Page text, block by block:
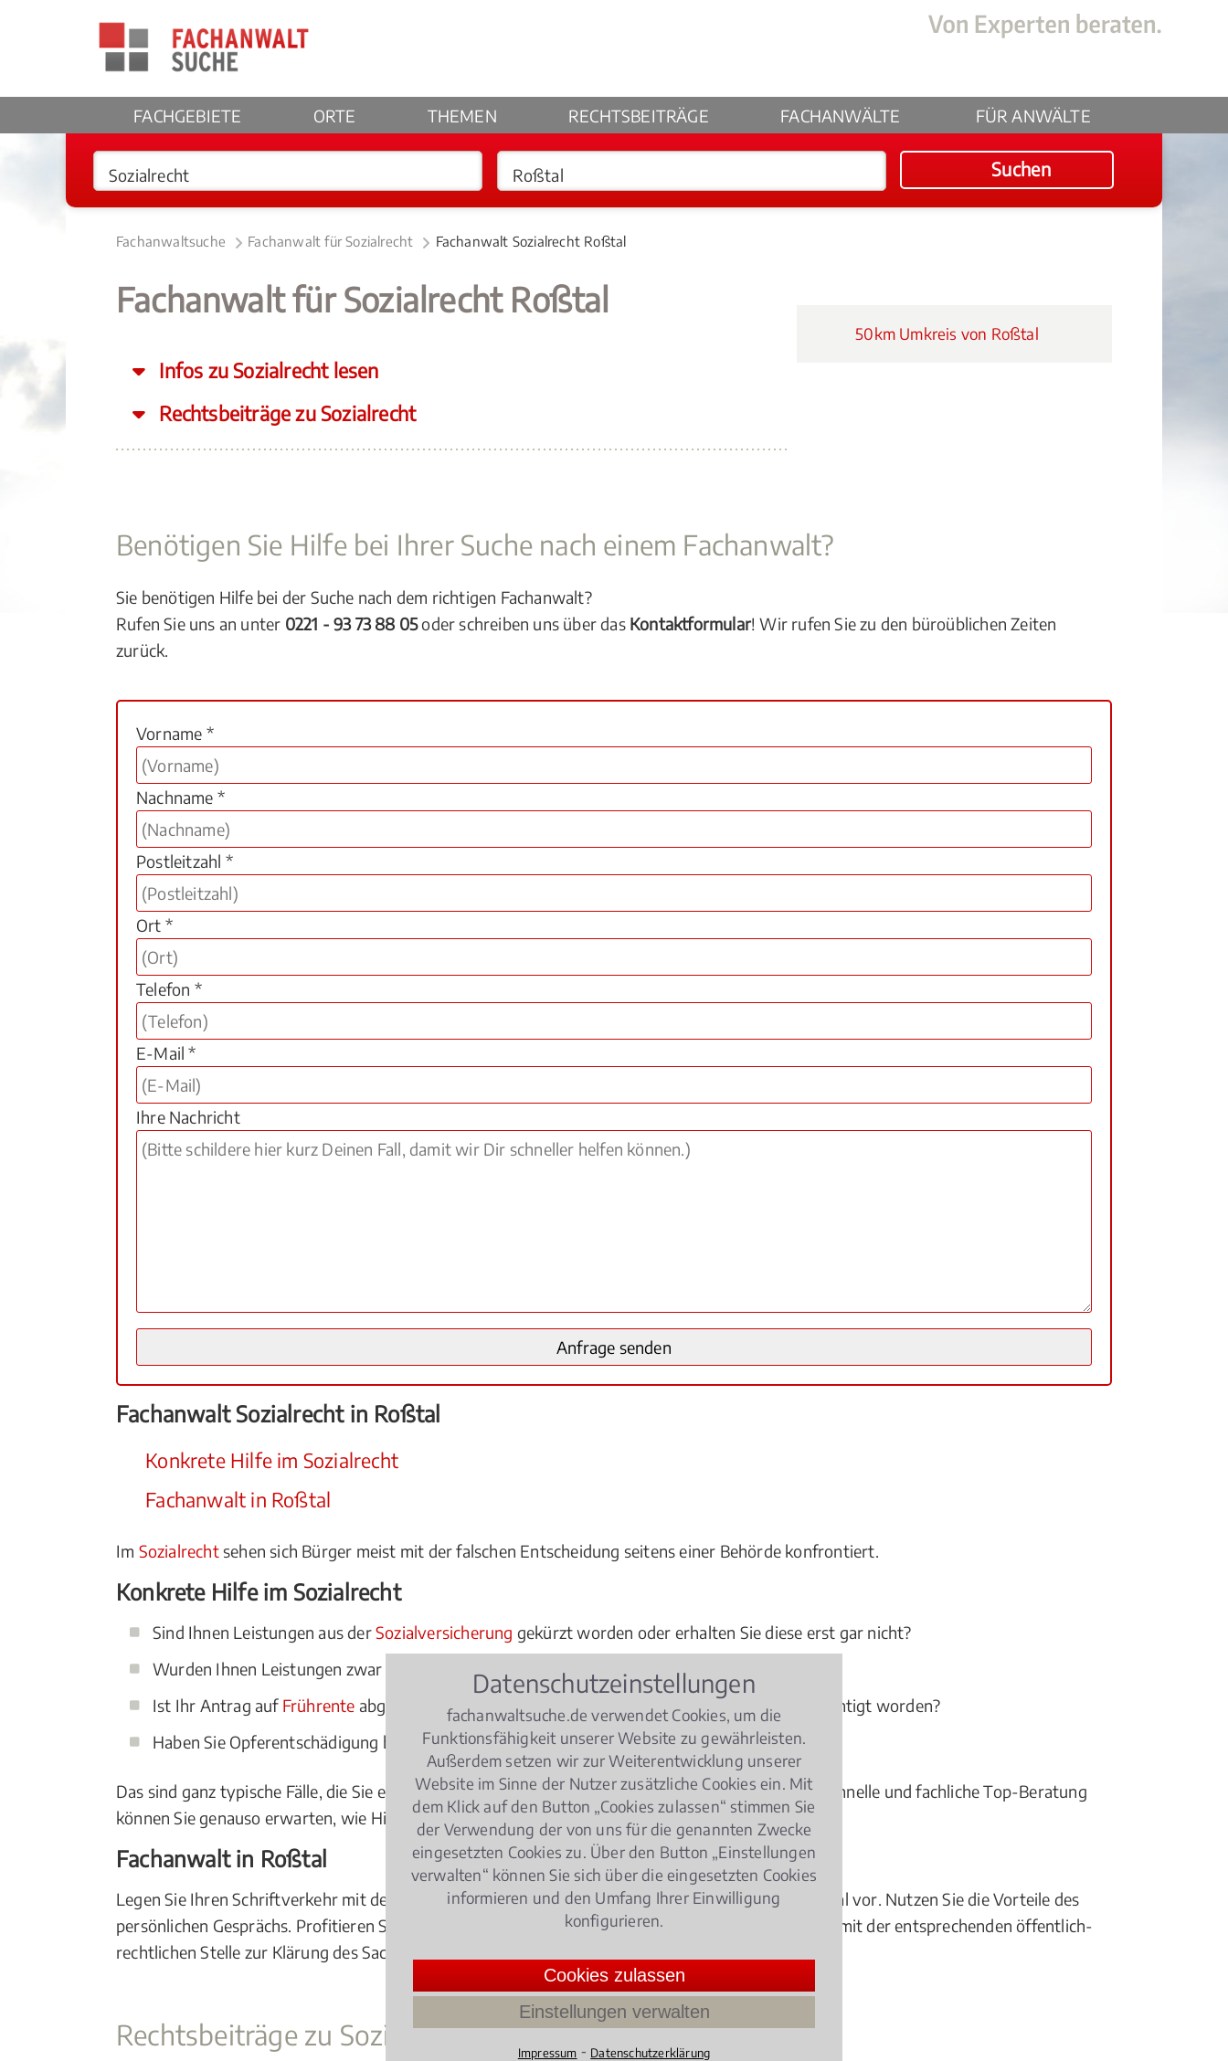
FACHGEBIETE ORTE THEMEN RECHTSBEITRÄGE FACHANWÄLTE FÜR ANWÄLTE
Suchen
Fachanwaltsuche Fachanwalt für Sozialrecht Fachanwalt Sozialrecht Roßtal
Fachanwalt für Sozialrecht Roßtal
Infos zu Sozialrecht lesen
Rechtsbeiträge zu Sozialrecht
50km Umkreis von Roßtal
Benötigen Sie Hilfe bei Ihrer Suche nach einem Fachanwalt?
Sie benötigen Hilfe bei der Suche nach dem richtigen Fachanwalt?
Rufen Sie uns an unter 0221 - 93 73 88 05oder schreiben uns über das Kontaktformular! Wir rufen Sie zu den büroüblichen Zeiten
zurück.
Vorname *
Nachname *
Postleitzahl *
Ort *
Telefon *
E-Mail *
Ihre Nachricht
Fachanwalt Sozialrecht in Roßtal
Konkrete Hilfe im Sozialrecht
Fachanwalt in Roßtal
Im Sozialrechtsehen sich Bürger meist mit der falschen Entscheidung seitens einer Behörde konfrontiert.
Konkrete Hilfe im Sozialrecht
Sind Ihnen Leistungen aus derSozialversicherung gekürzt worden oder erhalten Sie diese erst gar nicht?
Wurden Ihnen Leistungen zwar bewilligt, aber nicht überwiesen?
Ist Ihr Antrag auf Frührente abgelehnt oder die Meldung einer Berufskrankheitnicht berücksichtigt worden?
Haben Sie Opferentschädigung beantragt, die Ihnen nicht zugesprochen werden soll?
Das sind ganz typische Fälle, die Sie einem Fachanwalt für Sozialrecht vorlegen sollten. Konkrete, schnelle und fachliche Top-Beratung
können Sie genauso erwarten, wie Hilfe bei der Erstattung der anwaltlichen Beratungsleistung.
Fachanwalt in Roßtal
Legen Sie Ihren Schriftverkehr mit dem Amt möglichst schnell bei einer Fachanwaltskanzlei in Roßtal vor. Nutzen Sie die Vorteile des
persönlichen Gesprächs. Profitieren Sie von der Möglichkeit, kurzfristig einen gemeinsamen Termin mit der entsprechenden öffentlich-
rechtlichen Stelle zur Klärung des Sachverhalts vereinbaren zu können.
Rechtsbeiträge zu Sozialrecht
Datenschutzeinstellungen
fachanwaltsuche.de verwendet Cookies, um die
Funktionsfähigkeit unserer Website zu gewährleisten.
Außerdem setzen wir zur Weiterentwicklung unserer
Website im Sinne der Nutzer zusätzliche Cookies ein. Mit
dem Klick auf den Button „Cookies zulassen“ stimmen Sie
der Verwendung der von uns für die genannten Zwecke
eingesetzten Cookies zu. Über den Button „Einstellungen
verwalten“ können Sie sich über die eingesetzten Cookies
informieren und den Umfang Ihrer Einwilligung
konfigurieren.
Cookies zulassen
Einstellungen verwalten
Impressum ⁃ Datenschutzerklärung